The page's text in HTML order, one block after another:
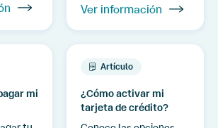
Ver información
mi
Artículo
¿Cómo activar mi
tarjeta de crédito?